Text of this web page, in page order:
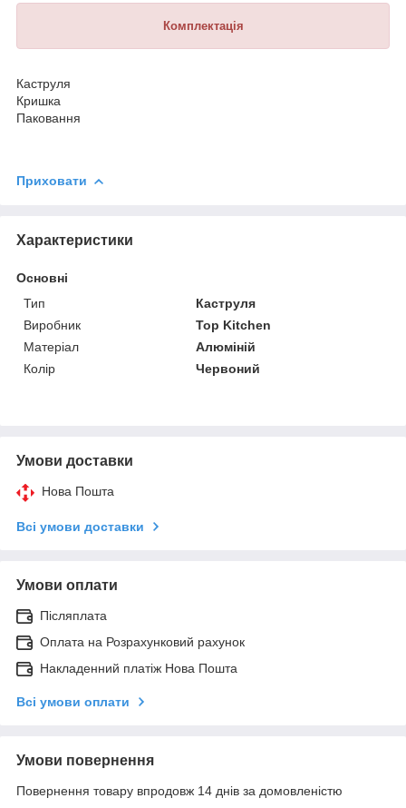
Комплектація
Каструля
Кришка
Паковання
Приховати
Характеристики
Основні
Тип
Каструля
Виробник
Top Kitchen
Матеріал
Алюміній
Колір
Червоний
Умови доставки
Нова Пошта
Всі умови доставки
Умови оплати
Післяплата
Оплата на Розрахунковий рахунок
Накладенний платіж Нова Пошта
Всі умови оплати
Умови повернення
Повернення товару впродовж 14 днів за домовленістю